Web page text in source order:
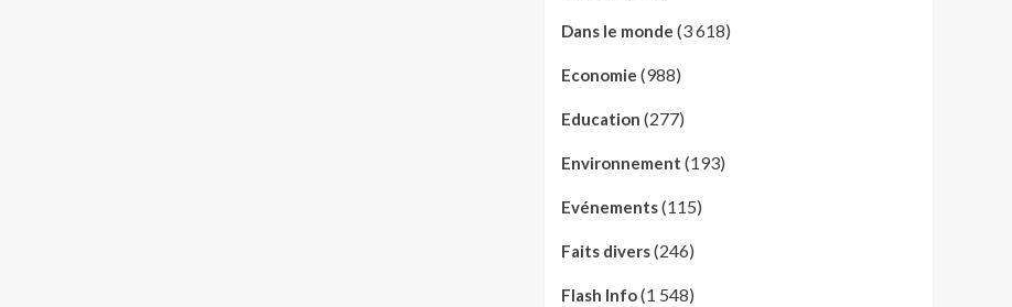
Dans le monde (3 618)
Economie (988)
Education (277)
Environnement (193)
Evénements(115)
Faits divers(246)
Flash Info(1 548)